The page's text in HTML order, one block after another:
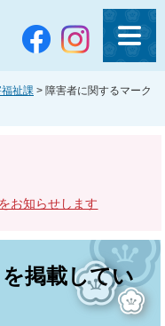
福祉課 > 障害者に関するマーク
お知らせします
掲載してい